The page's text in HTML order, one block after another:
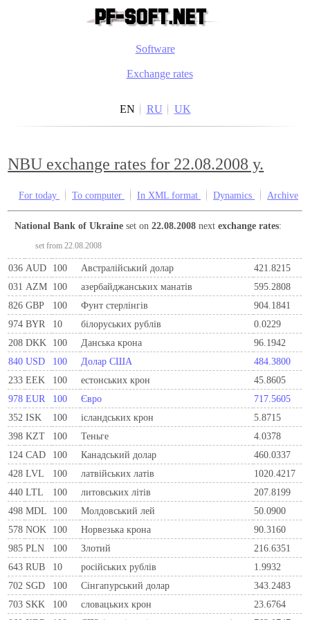
Software
Exchange rates
EN RU UK
NBU exchange rates for 22.08.2008 y.
For today To computer In XML format Dynamics Archive
National Bank of Ukraine set on22.08.2008 nextexchange rates:
set from 22.08.2008
036 AUD 100 Австралійський долар
421.8215
031 AZM 100 азербайджанських манатів
595.2808
826 GBP 100 Фунт стерлінгів
904.1841
974 BYR 10 білоруських рублів
0.0229
208 DKK 100 Данська крона
96.1942
840 USD 100 Долар США
484.3800
233 EEK 100 естонських крон
45.8605
978 EUR 100 Євро
717.5605
352 ISK 100 ісландських крон
5.8715
398 KZT 100 Теньге
4.0378
124 CAD 100 Канадський долар
460.0337
428 LVL 100 латвійських латів
1020.4217
440 LTL 100 литовських літів
207.8199
498 MDL 100 Молдовський лей
50.0900
578 NOK 100 Норвезька крона
90.3160
985 PLN 100 Злотий
216.6351
643 RUB 10 російських рублів
1.9932
702 SGD 100 Сінгапурський долар
343.2483
703 SKK 100 словацьких крон
23.6764